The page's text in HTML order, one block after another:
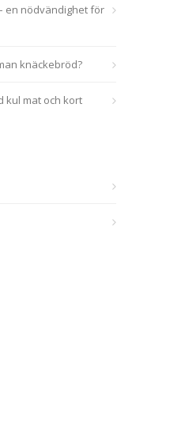
en nödvändighet för
knäckebröd?
kul mat och kort